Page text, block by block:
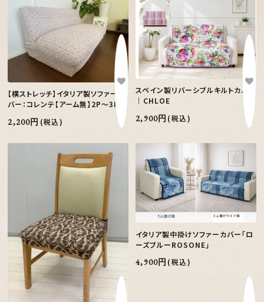
【横ストレッチ】イタリア製ソファーカ
バー：コレンテ【アーム無】2P～3P
2,200円 (税込)
スペイン製リバーシブルキルトカバー
｜CHLOE
2,900円 (税込)
イタリア製中掛けソファーカバー「ロ
ーズブルーROSONE」
4,900円 (税込)